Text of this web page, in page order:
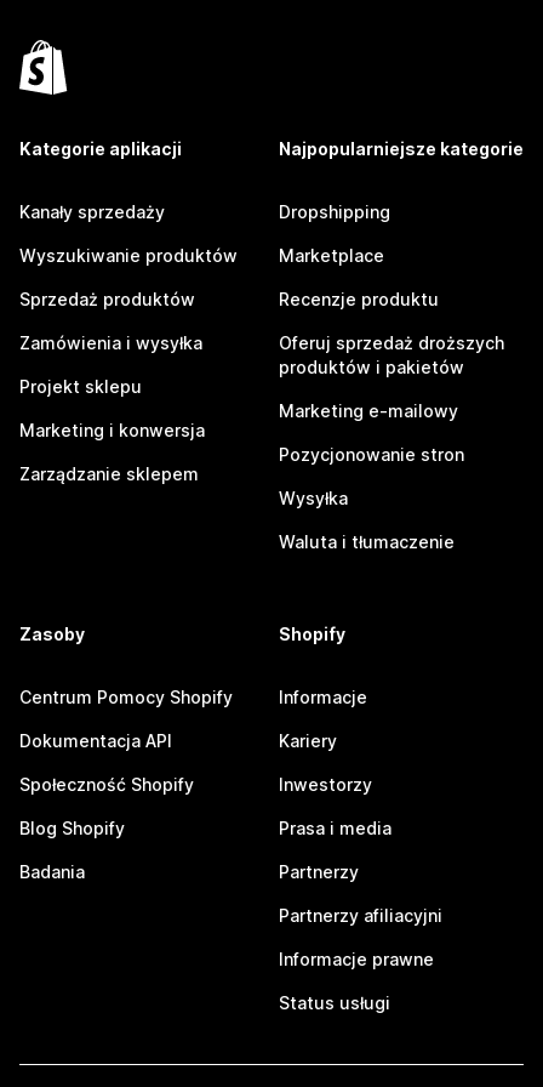
Kategorie aplikacji
Kanały sprzedaży
Wyszukiwanie produktów
Sprzedaż produktów
Zamówienia i wysyłka
Projekt sklepu
Marketing i konwersja
Zarządzanie sklepem
Najpopularniejsze kategorie
Dropshipping
Marketplace
Recenzje produktu
Oferuj sprzedaż droższych
produktów i pakietów
Marketing e-mailowy
Pozycjonowanie stron
Wysyłka
Waluta i tłumaczenie
Zasoby
Centrum Pomocy Shopify
Dokumentacja API
Społeczność Shopify
Blog Shopify
Badania
Shopify
Informacje
Kariery
Inwestorzy
Prasa i media
Partnerzy
Partnerzy afiliacyjni
Informacje prawne
Status usługi